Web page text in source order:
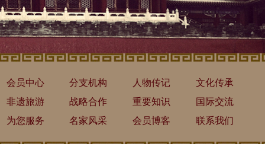
会员中心 分支机构 人物传记
文化传承
非遗旅游
战略合作 重要知识
国际交流
为您服务
名家风采 会员博客 联系我们